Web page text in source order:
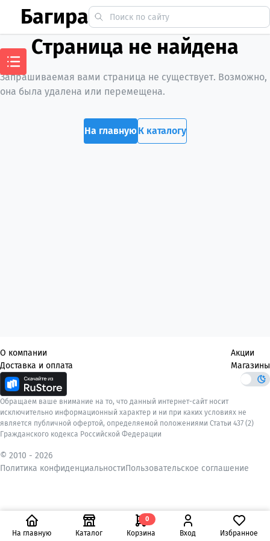
Багира
На главную Каталог
0
Корзина Вход Избранное
Страница не найдена
Запрашиваемая вами страница не существует. Возможно,
она была удалена или перемещена.
На главнуюК каталогу
О компании
Доставка и оплата
Акции
Магазины
Обращаем ваше внимание на то, что данный интернет-сайт носит
исключительно информационный характер и ни при каких условиях не
является публичной офертой, определяемой положениями Статьи 437 (2)
Гражданского кодекса Российской Федерации
© 2010 - 2026
Политика конфиденциальностиПользовательское соглашение